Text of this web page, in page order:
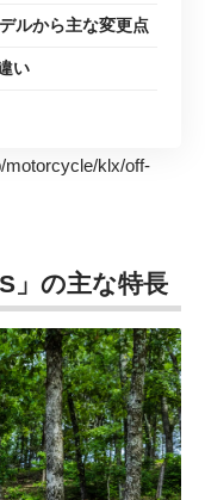
ルから主な変更点
い
motorcycle/klx/off-
」の主な特長